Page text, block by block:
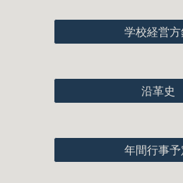
学校経営
沿革史
年間行事予